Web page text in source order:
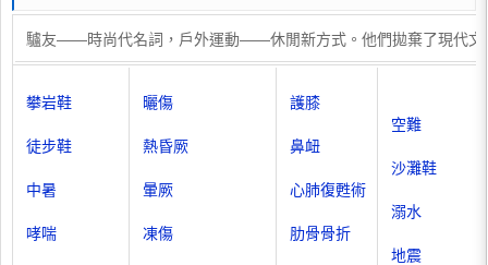
驢友——時尚代名詞，戶外運動——休閒新方式。他們拋棄了現代文
攀岩鞋
徒步鞋
中暑
哮喘
曬傷
熱昏厥
暈厥
凍傷
護膝
鼻衄
心肺復甦術
肋骨骨折
空難
沙灘鞋
溺水
地震